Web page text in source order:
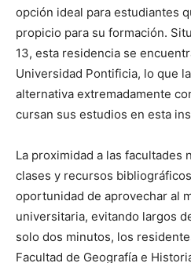
opción ideal para estudiantes
propicio para su formación.
13, esta residencia se
Universidad Pontificia, lo que
alternativa extremadamente
cursan sus estudios en esta
La proximidad a las facultades
clases y recursos
oportunidad de aprovechar al
universitaria, evitando largos
solo dos minutos, los
Facultad de Geografía e